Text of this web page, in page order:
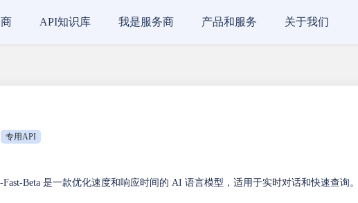
API知识库 我是服务商 产品和服务 关于我们
专用API
Fast-Beta 是一款优化速度和响应时间的 AI 语言模型，适用于实时对话和快速查询。